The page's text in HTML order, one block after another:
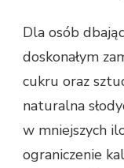
Dla osób
doskonałym
cukru oraz
naturalna
w mniejszych
ograniczenie